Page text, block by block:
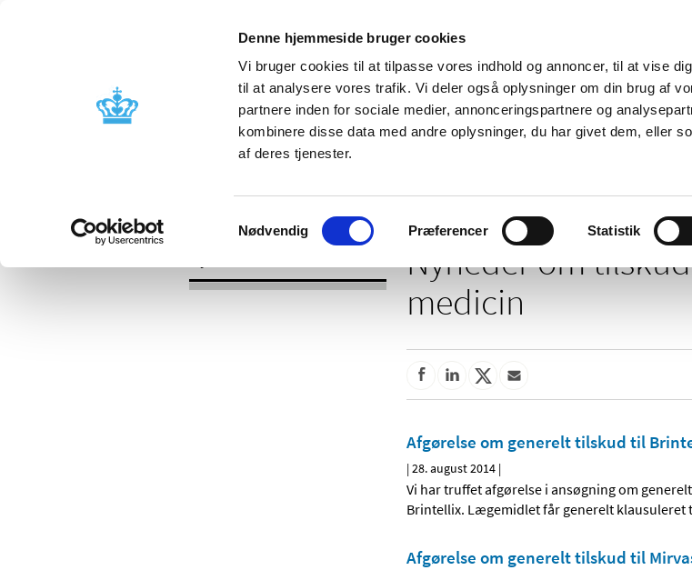
Denne hjemmeside bruger cookies
Vi bruger cookies til at tilpasse vores indhold og annoncer, til at vise
til at analysere vores trafik. Vi deler også oplysninger om din brug af
partnere inden for sociale medier, annonceringspartnere og
kombinere disse data med andre oplysninger, du har givet dem, eller
af deres tjenester.
Samtykkevalg
Nødvendig Præferencer Statistik
Nyheder
Godkendelse og
Bivirkninger og
produktinformation
Tilskud og
Nyheder om
medicin
Afgørelse om generelt tilskud til
|28. august 2014 |
Vi har truffet afgørelse i ansøgning om
Brintellix. Lægemidlet får generelt klausuleret
Afgørelse om generelt tilskud til